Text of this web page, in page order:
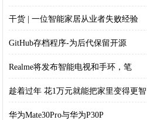
干货 | 一位智能家居从业者失败经验
GitHub存档程序-为后代保留开源
Realme将发布智能电视和手环，笔
趁着过年 花1万元就能把家里变得更智
华为Mate30Pro与华为P30P